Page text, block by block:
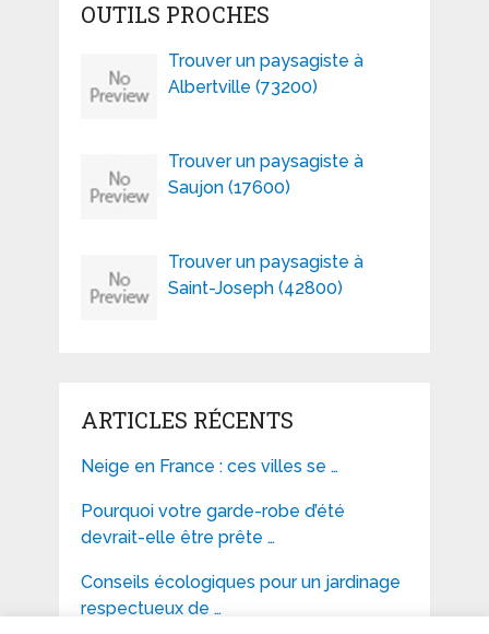
OUTILS PROCHES
Trouver un paysagiste à
Albertville (73200)
Trouver un paysagiste à
Saujon (17600)
Trouver un paysagiste à
Saint-Joseph (42800)
ARTICLES RÉCENTS
Neige en France : ces villes se …
Pourquoi votre garde-robe d’été
devrait-elle être prête …
Conseils écologiques pour un jardinage
respectueux de …